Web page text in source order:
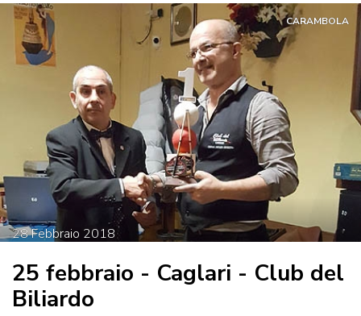
28Febbraio 2018
CARAMBOLA
25 febbraio - Caglari - Club del
Biliardo